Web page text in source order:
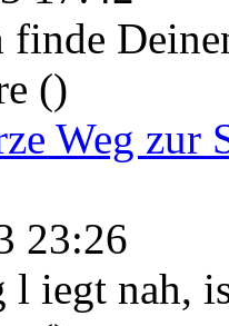
()
Weg zur
23:26
l iegt nah,